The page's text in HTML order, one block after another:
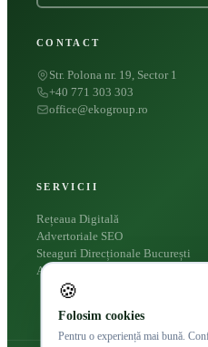
CONTACT
Str. Polona nr. 19, Sector 1
+40 771 303 303
office@ekogroup.ro
SERVICII
Rețeaua Digitală
Advertoriale SEO
Steaguri Direcționale București
Apariții Presă
🍪
Folosim cookies
Pentru o experiență mai bună.